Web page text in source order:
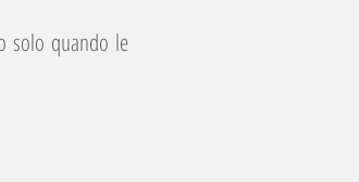
solo quando le